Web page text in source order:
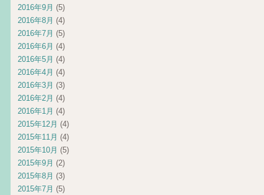
2016年9月 (5)
2016年8月 (4)
2016年7月 (5)
2016年6月 (4)
2016年5月 (4)
2016年4月 (4)
2016年3月 (3)
2016年2月 (4)
2016年1月 (4)
2015年12月 (4)
2015年11月 (4)
2015年10月 (5)
2015年9月 (2)
2015年8月 (3)
2015年7月 (5)